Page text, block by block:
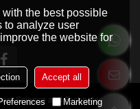
Science and Technology Co.,
the best possible
to analyze user
the website for
Accept all
Marketing